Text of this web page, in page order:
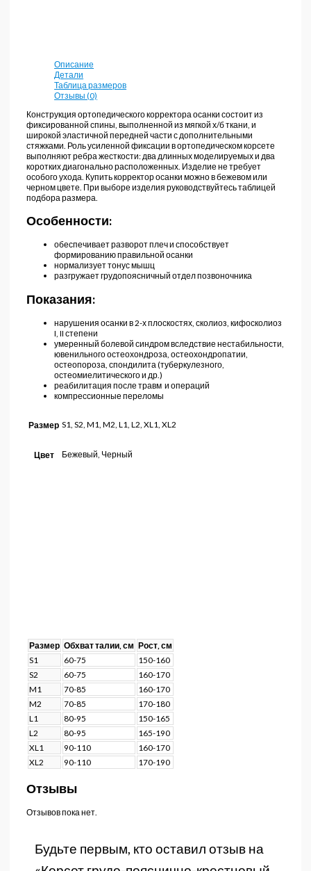
Описание
Детали
Таблица размеров
Отзывы (0)
Конструкция ортопедического корректора осанки состоит из
фиксированной спины, выполненной из мягкой х/б ткани, и
широкой эластичной передней части с дополнительными
стяжками. Роль усиленной фиксации в ортопедическом корсете
выполняют ребра жесткости: два длинных моделируемых и два
коротких диагонально расположенных. Изделие не требует
особого ухода. Купить корректор осанки можно в бежевом или
черном цвете. При выборе изделия руководствуйтесь таблицей
подбора размера.
Особенности:
обеспечивает разворот плеч и способствует
формированию правильной осанки
нормализует тонус мышц
разгружает грудопоясничный отдел позвоночника
Показания:
нарушения осанки в 2-х плоскостях, сколиоз, кифосколиоз
I, II степени
умеренный болевой синдром вследствие нестабильности,
ювенильного остеохондроза, остеохондропатии,
остеопороза, спондилита (туберкулезного,
остеомиелитического и др.)
реабилитация после травм и операций
компрессионные переломы
Размер S1, S2, M1, M2, L1, L2, XL1, XL2
Цвет Бежевый, Черный
Размер Обхват талии, см Рост, см
S1
60-75
150-160
S2
60-75
160-170
M1
70-85
160-170
M2
70-85
170-180
L1
80-95
150-165
L2
80-95
165-190
XL1
90-110
160-170
XL2
90-110 170-190
Отзывы
Отзывов пока нет.
Будьте первым, кто оставил отзыв на